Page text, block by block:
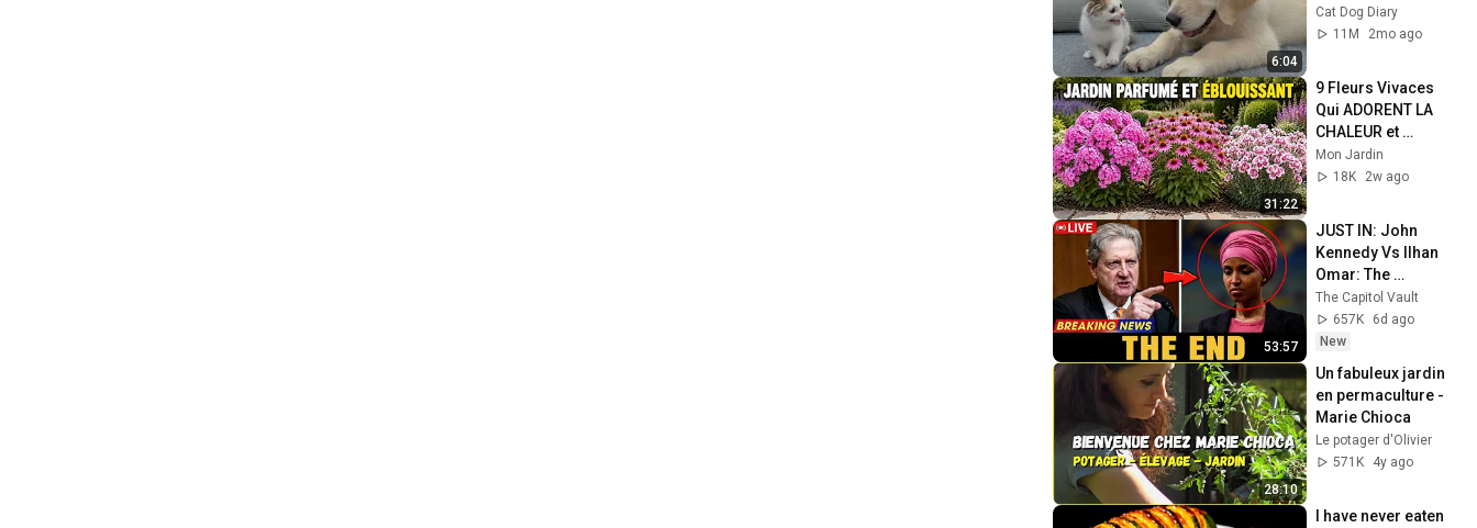
6:04
Kitten in Just 3
Meetings!
Cat Dog Diary
11M
2mo ago
31:22
9 Fleurs Vivaces
Qui ADORENT LA
CHALEUR et
Rendront Votre
JARDIN PARFUMÉ
Cet Été
Mon Jardin
18K
2w ago
53:57
JUST IN: John
Kennedy Vs Ilhan
Omar: The
Financial Evidence
Nobody Saw
Coming
The Capitol Vault
657K
6d ago
New
28:10
Un fabuleux jardin
en permaculture -
Marie Chioca
Le potager d'Olivier
571K
4y ago
I have never eaten